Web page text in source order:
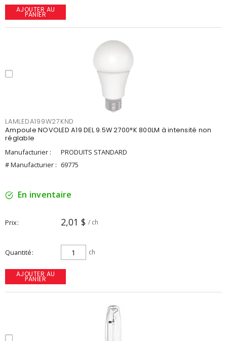
AJOUTER AU
PANIER
LAMLEDA199W27KND
Ampoule NOVOLED A19 DEL 9.5W 2700°K 800LM à intensité non
réglable
Manufacturier :
PRODUITS STANDARD
# Manufacturier : 69775
En inventaire
Prix 2,01 $ / ch
Quantité ch
AJOUTER AU
PANIER